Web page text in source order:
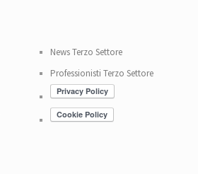
News Terzo Settore
Professionisti Terzo Settore